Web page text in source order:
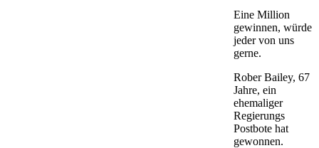
Eine Million
gewinnen, würde
jeder von uns
gerne.
Rober Bailey, 67
Jahre, ein
ehemaliger
Regierungs
Postbote hat
gewonnen.